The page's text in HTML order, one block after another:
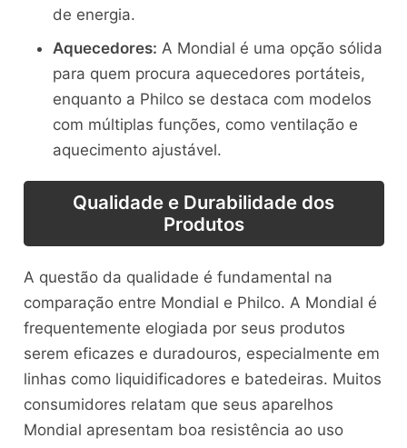
de energia.
Aquecedores: A Mondial é uma opção sólida
para quem procura aquecedores portáteis,
enquanto a Philco se destaca com modelos
com múltiplas funções, como ventilação e
aquecimento ajustável.
Qualidade e Durabilidade dos
Produtos
A questão da qualidade é fundamental na
comparação entre Mondial e Philco. A Mondial é
frequentemente elogiada por seus produtos
serem eficazes e duradouros, especialmente em
linhas como liquidificadores e batedeiras. Muitos
consumidores relatam que seus aparelhos
Mondial apresentam boa resistência ao uso